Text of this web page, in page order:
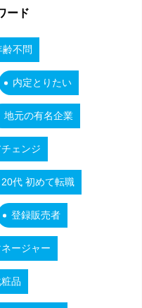
ード
齢不問
内定とりたい
地元の有名企業
ェンジ
20代 初めて転職
登録販売者
ージャー
品